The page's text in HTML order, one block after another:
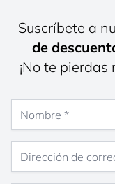
Suscríbete a
de
¡No te pierdas